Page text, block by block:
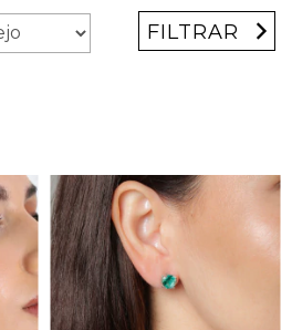
FILTRAR